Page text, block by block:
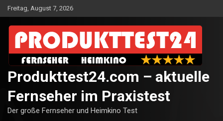
Skip
to
content
Freitag, August 7, 2026
Produkttest24.com – aktuelle
Fernseher im Praxistest
Der große Fernseher und Heimkino Test